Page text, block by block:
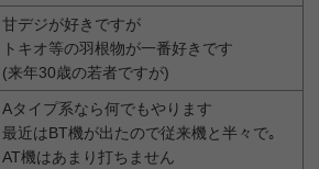
甘デジが好きですが
トキオ等の羽根物が一番好きです
(来年30歳の若者ですが)
Aタイプ系なら何でもやります
最近はBT機が出たので従来機と半々で｡
AT機はあまり打ちません